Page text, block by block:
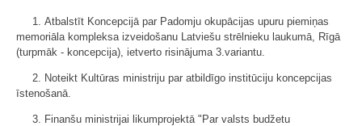
1. Atbalstīt Koncepcijā par Padomju okupācijas upuru piemiņas
memoriāla kompleksa izveidošanu Latviešu strēlnieku laukumā, Rīgā
(turpmāk - koncepcija), ietverto risinājuma 3.variantu.
2. Noteikt Kultūras ministriju par atbildīgo institūciju koncepcijas
īstenošanā.
3. Finanšu ministrijai likumprojektā "Par valsts budžetu